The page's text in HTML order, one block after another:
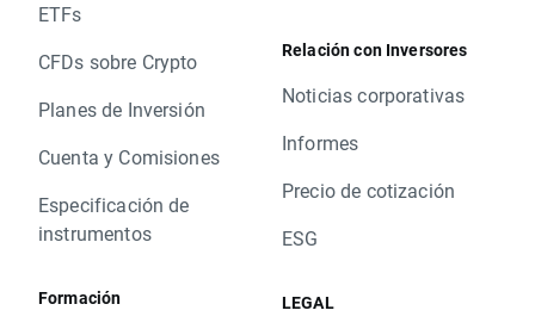
ETFs
CFDs sobre Crypto
Planes de Inversión
Cuenta y Comisiones
Especificación de
instrumentos
Formación
Relación con Inversores
Noticias corporativas
Informes
Precio de cotización
ESG
LEGAL